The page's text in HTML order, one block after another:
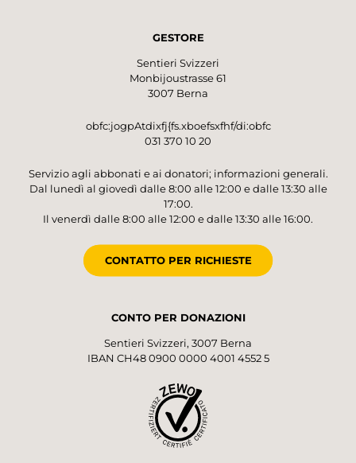
GESTORE
Sentieri Svizzeri
Monbijoustrasse 61
3007 Berna
obfc:jogpAtdixfj{fs.xboefsxfhf/di:obfc
031 370 10 20
Servizio agli abbonati e ai donatori; informazioni generali.
Dal lunedì al giovedì dalle 8:00 alle 12:00 e dalle 13:30 alle
17:00.
Il venerdì dalle 8:00 alle 12:00 e dalle 13:30 alle 16:00.
CONTATTO PER RICHIESTE
CONTO PER DONAZIONI
Sentieri Svizzeri, 3007 Berna
IBAN CH48 0900 0000 4001 4552 5